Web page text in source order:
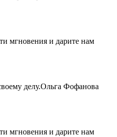
мгновения и дарите нам
делу.Ольга Фофанова
мгновения и дарите нам